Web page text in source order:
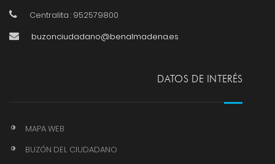
Centralita : 952579800
buzonciudadano@benalmadena.es
DATOS DE INTERÉS
MAPA WEB
BUZÓN DEL CIUDADANO